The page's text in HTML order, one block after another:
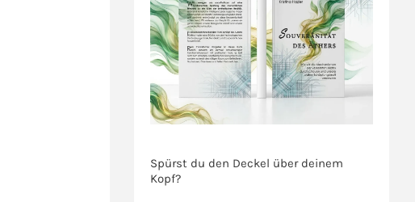
Spürst du den Deckel über deinem
Kopf?